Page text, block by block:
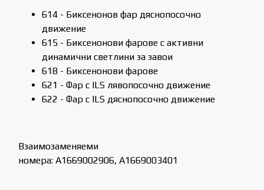
614 - Биксенонов фар дяснопосочно
движение
615 - Биксенонови фарове с активни
динамични светлини за завои
618 - Биксенонови фарове
621 - Фар с ILS лявопосочно движение
622 - Фар с ILS дяснопосочно движение
Взаимозаменяеми
номера: A1669002906, A1669003401